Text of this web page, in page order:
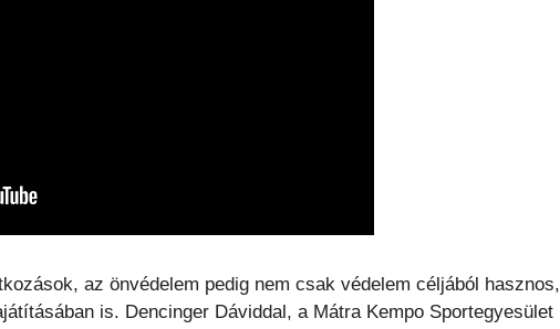
az önvédelem pedig nem csak védelem céljából hasznos,
is. Dencinger Dáviddal, a Mátra Kempo Sportegyesület